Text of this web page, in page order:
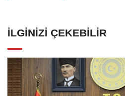
İLGINIZI ÇEKEBILIR